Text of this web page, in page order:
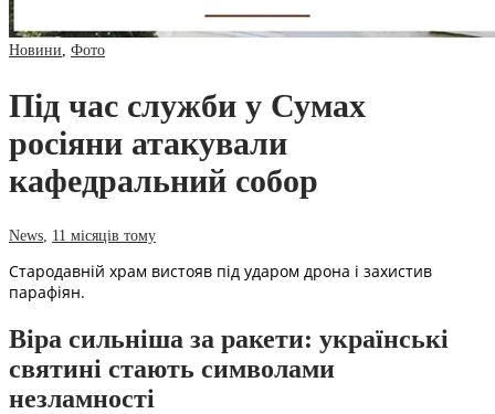
Новини Фото
Під час служби у Сумах
росіяни атакували
кафедральний собор
News 11 місяців тому
Стародавній храм вистояв під ударом дрона і захистив
парафіян.
Віра сильніша за ракети: українські
святині стають символами
незламності